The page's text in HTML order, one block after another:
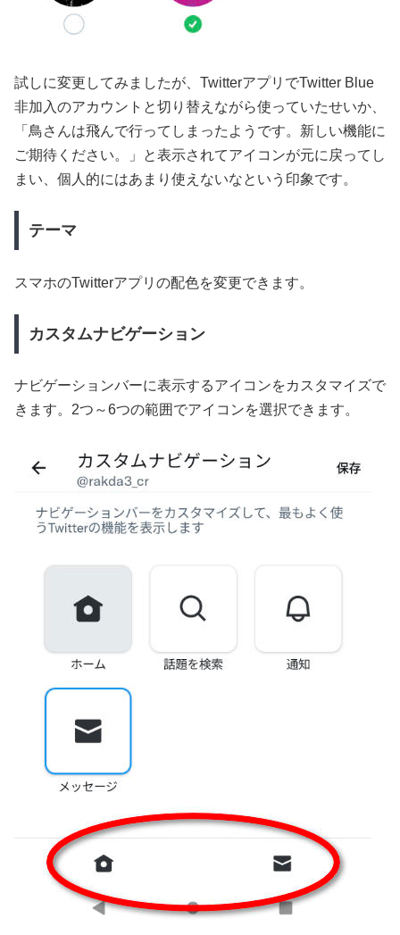
試しに変更してみましたが、TwitterアプリでTwitter Blue
非加入のアカウントと切り替えながら使っていたせいか、
「鳥さんは飛んで行ってしまったようです。新しい機能に
ご期待ください。」と表示されてアイコンが元に戻ってし
まい、個人的にはあまり使えないなという印象です。
テーマ
スマホのTwitterアプリの配色を変更できます。
カスタムナビゲーション
ナビゲーションバーに表示するアイコンをカスタマイズで
きます。2つ～6つの範囲でアイコンを選択できます。